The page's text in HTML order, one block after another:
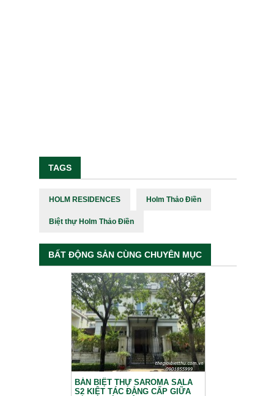
TAGS
HOLM RESIDENCES Holm Thảo Điền
Biệt thự Holm Thảo Điền
BẤT ĐỘNG SẢN CÙNG CHUYÊN MỤC
BÁN BIỆT THỰ SAROMA SALA
S2 KIỆT TÁC ĐẲNG CẤP GIỮA